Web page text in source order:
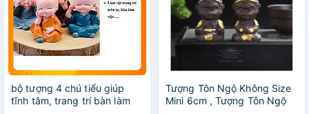
bộ tượng 4 chú tiểu giúp
tĩnh tâm, trang trí bàn làm
Tượng Tôn Ngộ Không Size
Mini 6cm , Tượng Tôn Ngộ